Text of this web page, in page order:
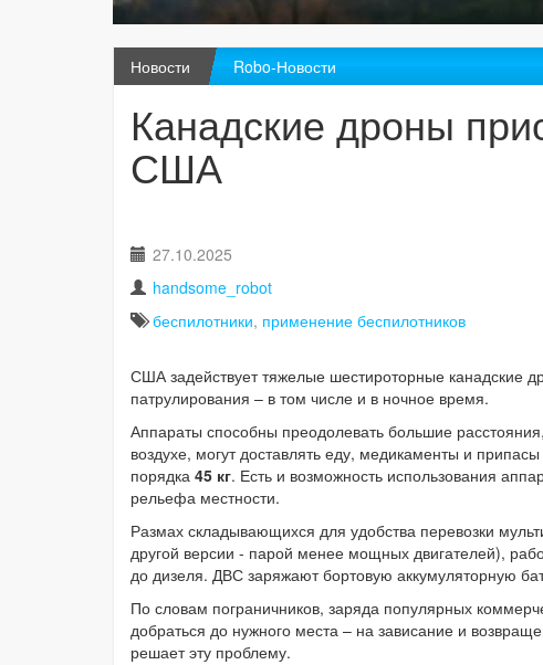
Новости Robo-Новости
Канадские дроны
США
27.10.2025
handsome_robot
беспилотники, применение беспилотников
США задействует тяжелые шестироторные канадские
патрулирования – в том числе и в ночное время.
Аппараты способны преодолевать большие
воздухе, могут доставлять еду, медикаменты и
порядка 45 кг. Есть и возможность использования
рельефа местности.
Размах складывающихся для удобства перевозки
другой версии - парой менее мощных двигателей),
до дизеля. ДВС заряжают бортовую аккумуляторную
По словам пограничников, заряда популярных
добраться до нужного места – на зависание и
решает эту проблему.